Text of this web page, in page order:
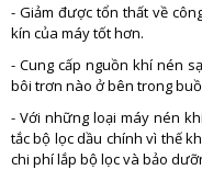
- Giảm được tổn thất về
kín của máy tốt hơn.
- Cung cấp nguồn khí nén
bôi trơn nào ở bên trong
- Với những loại máy nén
tắc bộ lọc dầu chính vì thế
chi phí lắp bộ lọc và bảo